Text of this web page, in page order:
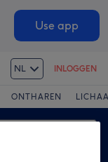
Use app
NL INLOGGEN
ONTHAREN